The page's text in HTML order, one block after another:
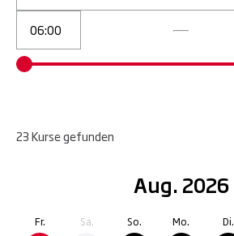
23Kursegefunden
Aug. 2026
Fr. Sa. So. Mo. Di.